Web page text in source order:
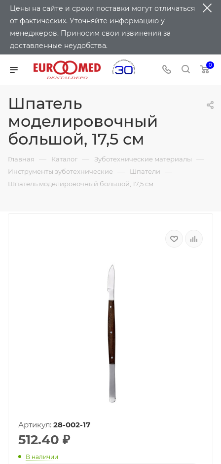
Цены на сайте и сроки поставки могут отличаться
от фактических. Уточняйте информацию у
менеджеров. Приносим свои извинения за
доставленные неудобства.
0
Шпатель
моделировочный
большой, 17,5 см
Главная — Каталог — Зуботехнические материалы —
Инструменты зуботехнические — Шпатели —
Шпатель моделировочный большой, 17,5 см
Артикул: 28-002-17
512.40 ₽
В наличии